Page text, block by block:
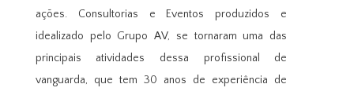
ações. Consultorias e Eventos produzidos e
idealizado pelo Grupo AV, se tornaram uma das
principais atividades dessa profissional de
vanguarda, que tem 30 anos de experiência de